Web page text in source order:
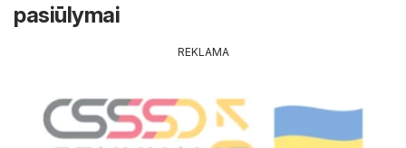
pasiūlymai
REKLAMA